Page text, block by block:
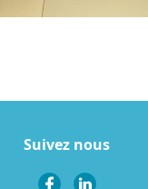
Suivez nous